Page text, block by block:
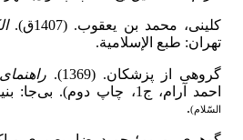
کلینی، محمد بن ‌یعقوب. (1407ق).
تهران: طبع الإسلامیة.
گروهی از پزشکان. (1369).
احمد آرام، ج1، چاپ دوم). بی‌جا: بنیاد فرهنگی امام رضا
السّلام).